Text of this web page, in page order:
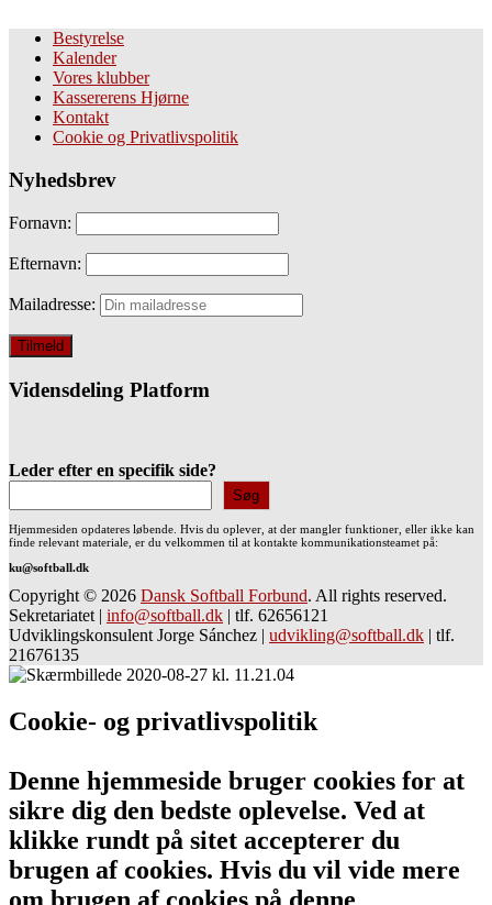
Bestyrelse
Kalender
Vores klubber
Kassererens Hjørne
Kontakt
Cookie og Privatlivspolitik
Nyhedsbrev
Fornavn:
Efternavn:
Mailadresse:
Vidensdeling Platform
Leder efter en specifik side?
Søg
Hjemmesiden opdateres løbende. Hvis du oplever, at der mangler funktioner, eller ikke kan
finde relevant materiale, er du velkommen til at kontakte kommunikationsteamet på:
ku@softball.dk
Copyright © 2026 Dansk Softball Forbund. All rights reserved.
Sekretariatet | info@softball.dk | tlf. 62656121
Udviklingskonsulent Jorge Sánchez | udvikling@softball.dk | tlf.
21676135
Cookie- og privatlivspolitik
Denne hjemmeside bruger cookies for at
sikre dig den bedste oplevelse. Ved at
klikke rundt på sitet accepterer du
brugen af cookies. Hvis du vil vide mere
om brugen af cookies på denne